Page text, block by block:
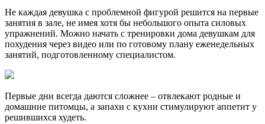
Не каждая девушка с проблемной фигурой решится на первые
занятия в зале, не имея хотя бы небольшого опыта силовых
упражнений. Можно начать с тренировки дома девушкам для
похудения через видео или по готовому плану еженедельных
занятий, подготовленному специалистом.
Первые дни всегда даются сложнее – отвлекают родные и
домашние питомцы, а запахи с кухни стимулируют аппетит у
решившихся худеть.